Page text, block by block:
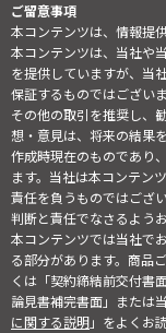
ご留意事項
本コンテンツは、情報提
本コンテンツは、当社や
を提供していますが、当
保証するものではござい
その他の取引を推奨し、
想・意見は、将来の結果
作成時現在のものであり
ます。当社は本コンテン
責任を負うものではござ
判断と責任でなさるよう
本コンテンツでは当社で
る部分があります。商品
くは「契約締結前交付書
論見書補完書面」または
に関する説明」をよくお